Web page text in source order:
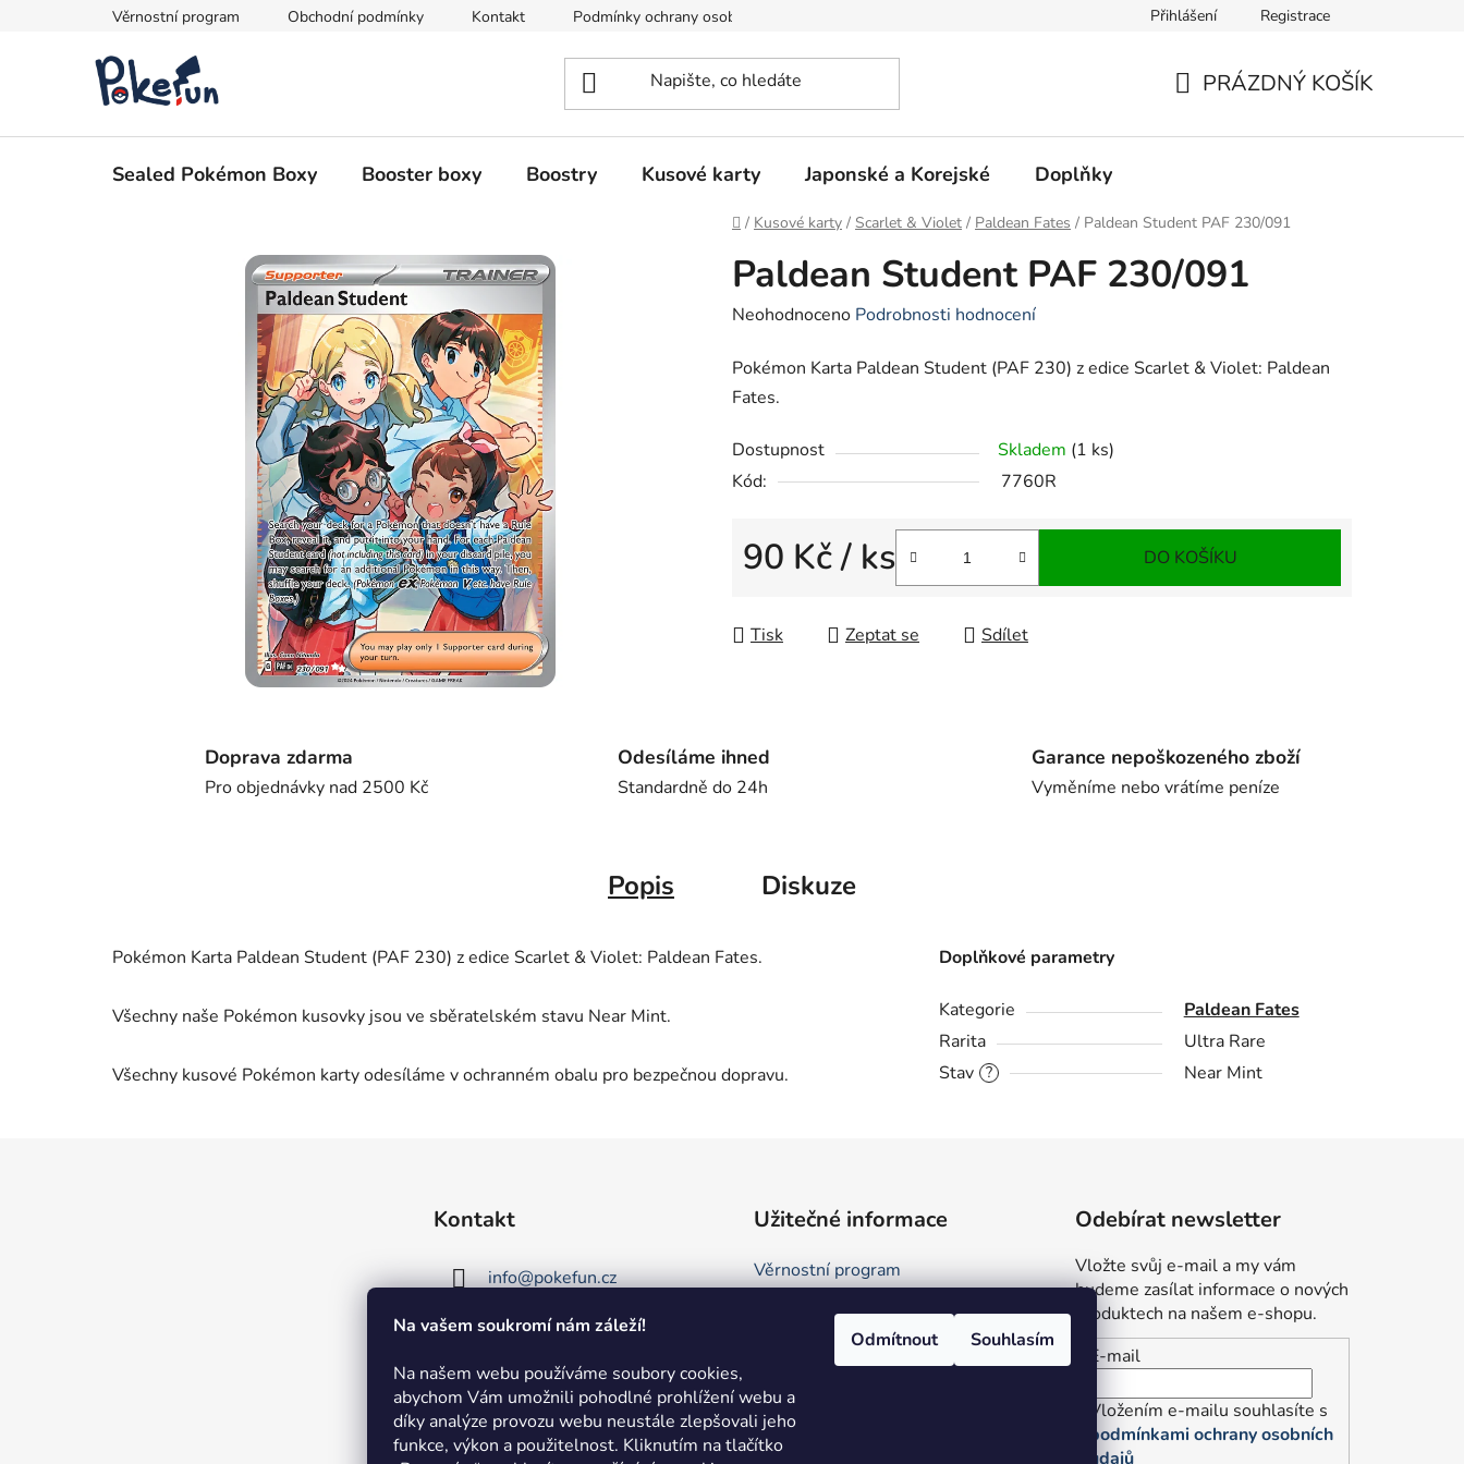
Na vašem soukromí nám záleží!
Na našem webu používáme soubory cookies,
abychom Vám umožnili pohodlné prohlížení webu a
díky analýze provozu webu neustále zlepšovali jeho
funkce, výkon a použitelnost. Kliknutím na tlačítko
Odmítnout Souhlasím
Věrnostní program Obchodní podmínky Kontakt Podmínky ochrany osobních údajů Přihlášení Registrace
PRÁZDNÝ KOŠÍK
Sealed Pokémon Boxy Booster boxy Boostry Kusové karty Japonské a Korejské Doplňky
Domů
/ Kusové karty / Scarlet & Violet / Paldean Fates / Paldean Student PAF 230/091
Paldean Student PAF 230/091
Průměrné
produktu
je
z
5
Neohodnoceno Podrobnosti hodnocení
Pokémon Karta Paldean Student (PAF 230) z edice Scarlet & Violet: Paldean
Fates.
Dostupnost Skladem (1 ks)
Kód:
7760R
90 Kč/ ks DO KOŠÍKU
Tisk Zeptat se Sdílet
Doprava zdarma
Pro objednávky nad 2500 Kč
Odesíláme ihned
Standardně do 24h
Garance nepoškozeného zboží
Vyměníme nebo vrátíme peníze
Popis Diskuze
Pokémon Karta Paldean Student (PAF 230) z edice Scarlet & Violet: Paldean Fates.
Všechny naše Pokémon kusovky jsou ve sběratelském stavu Near Mint.
Všechny kusové Pokémon karty odesíláme v ochranném obalu pro bezpečnou dopravu.
Doplňkové parametry
Kategorie
Paldean Fates
Rarita
Ultra Rare
?
Stav Near Mint
Kontakt
info@pokefun.cz
+420 735 078 409
Užitečné informace
Věrnostní program
Podmínky ochrany osobních údajů
Režim Dovolená
Hodnocení obchodu
Odebírat newsletter
Vložte svůj e-mail a my vám
budeme zasílat informace o nových
produktech na našem e-shopu.
E-mail
Vložením e-mailu souhlasíte s
podmínkami ochrany osobních
údajů